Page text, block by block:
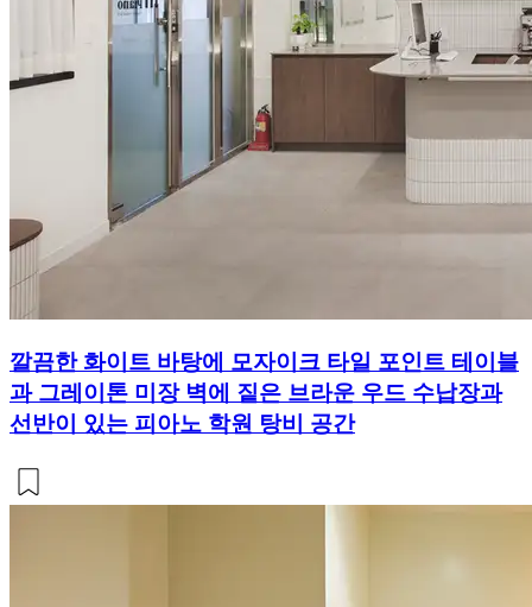
깔끔한 화이트 바탕에 모자이크 타일 포인트 테이블
과 그레이톤 미장 벽에 짙은 브라운 우드 수납장과
선반이 있는 피아노 학원 탕비 공간